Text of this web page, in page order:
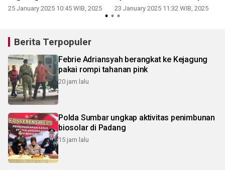
25 January 2025 10:45 WIB, 2025
miliar
23 January 2025 11:32 WIB, 2025
Berita Terpopuler
Febrie Adriansyah berangkat ke Kejagung
pakai rompi tahanan pink
20 jam lalu
Polda Sumbar ungkap aktivitas penimbunan
biosolar di Padang
15 jam lalu